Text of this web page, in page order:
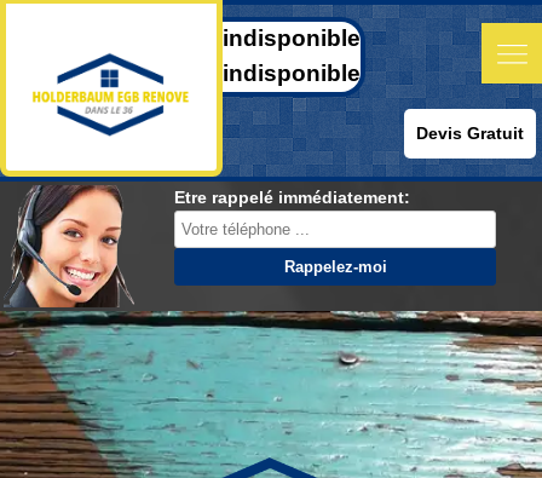
indisponible
indisponible
Devis Gratuit
Etre rappelé immédiatement: